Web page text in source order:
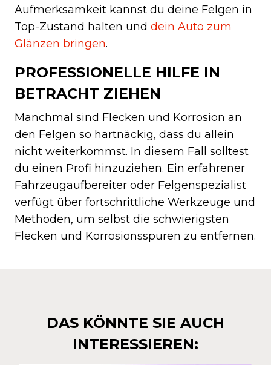
Aufmerksamkeit kannst du deine Felgen in
Top-Zustand halten und dein Auto zum
Glänzen bringen.
PROFESSIONELLE HILFE IN
BETRACHT ZIEHEN
Manchmal sind Flecken und Korrosion an
den Felgen so hartnäckig, dass du allein
nicht weiterkommst. In diesem Fall solltest
du einen Profi hinzuziehen. Ein erfahrener
Fahrzeugaufbereiter oder Felgenspezialist
verfügt über fortschrittliche Werkzeuge und
Methoden, um selbst die schwierigsten
Flecken und Korrosionsspuren zu entfernen.
DAS KÖNNTE SIE AUCH
INTERESSIEREN: